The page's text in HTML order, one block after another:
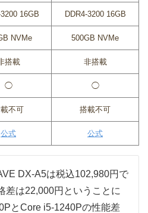
16GB DDR4-3200 16GB
NVMe 500GB NVMe
搭載 非搭載
◯ ◯
不可 搭載不可
公式 公式
DX-A5は税込102,980円で
差は22,000円ということに
とCore i5-1240Pの性能差